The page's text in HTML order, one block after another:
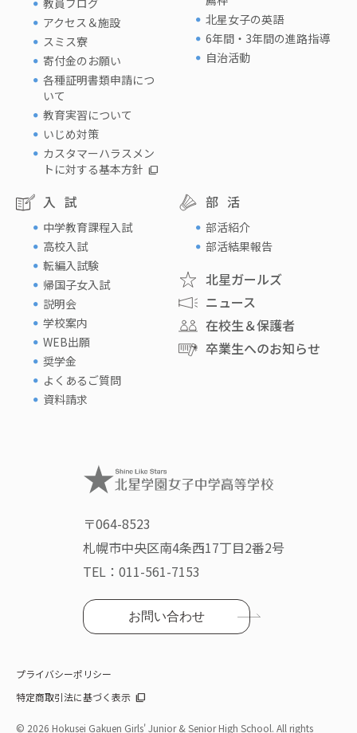
アクセス＆施設
スミス寮
寄付金のお願い
各種証明書類申請につ
いて
教育実習について
いじめ対策
カスタマーハラスメン
トに対する基本方針
北星女子の英語
6年間・3年間の進路指導
自治活動
入試
中学教育課程入試
高校入試
転編入試験
帰国子女入試
説明会
学校案内
WEB出願
奨学金
よくあるご質問
資料請求
部活
部活紹介
部活結果報告
北星ガールズ
ニュース
在校生＆保護者
卒業生へのお知らせ
〒064-8523
札幌市中央区南4条西17丁目2番2号
TEL： 011-561-7153
お問い合わせ
プライバシーポリシー
特定商取引法に基づく表示
© 2026 Hokusei Gakuen Girls' Junior & Senior High School. All rights